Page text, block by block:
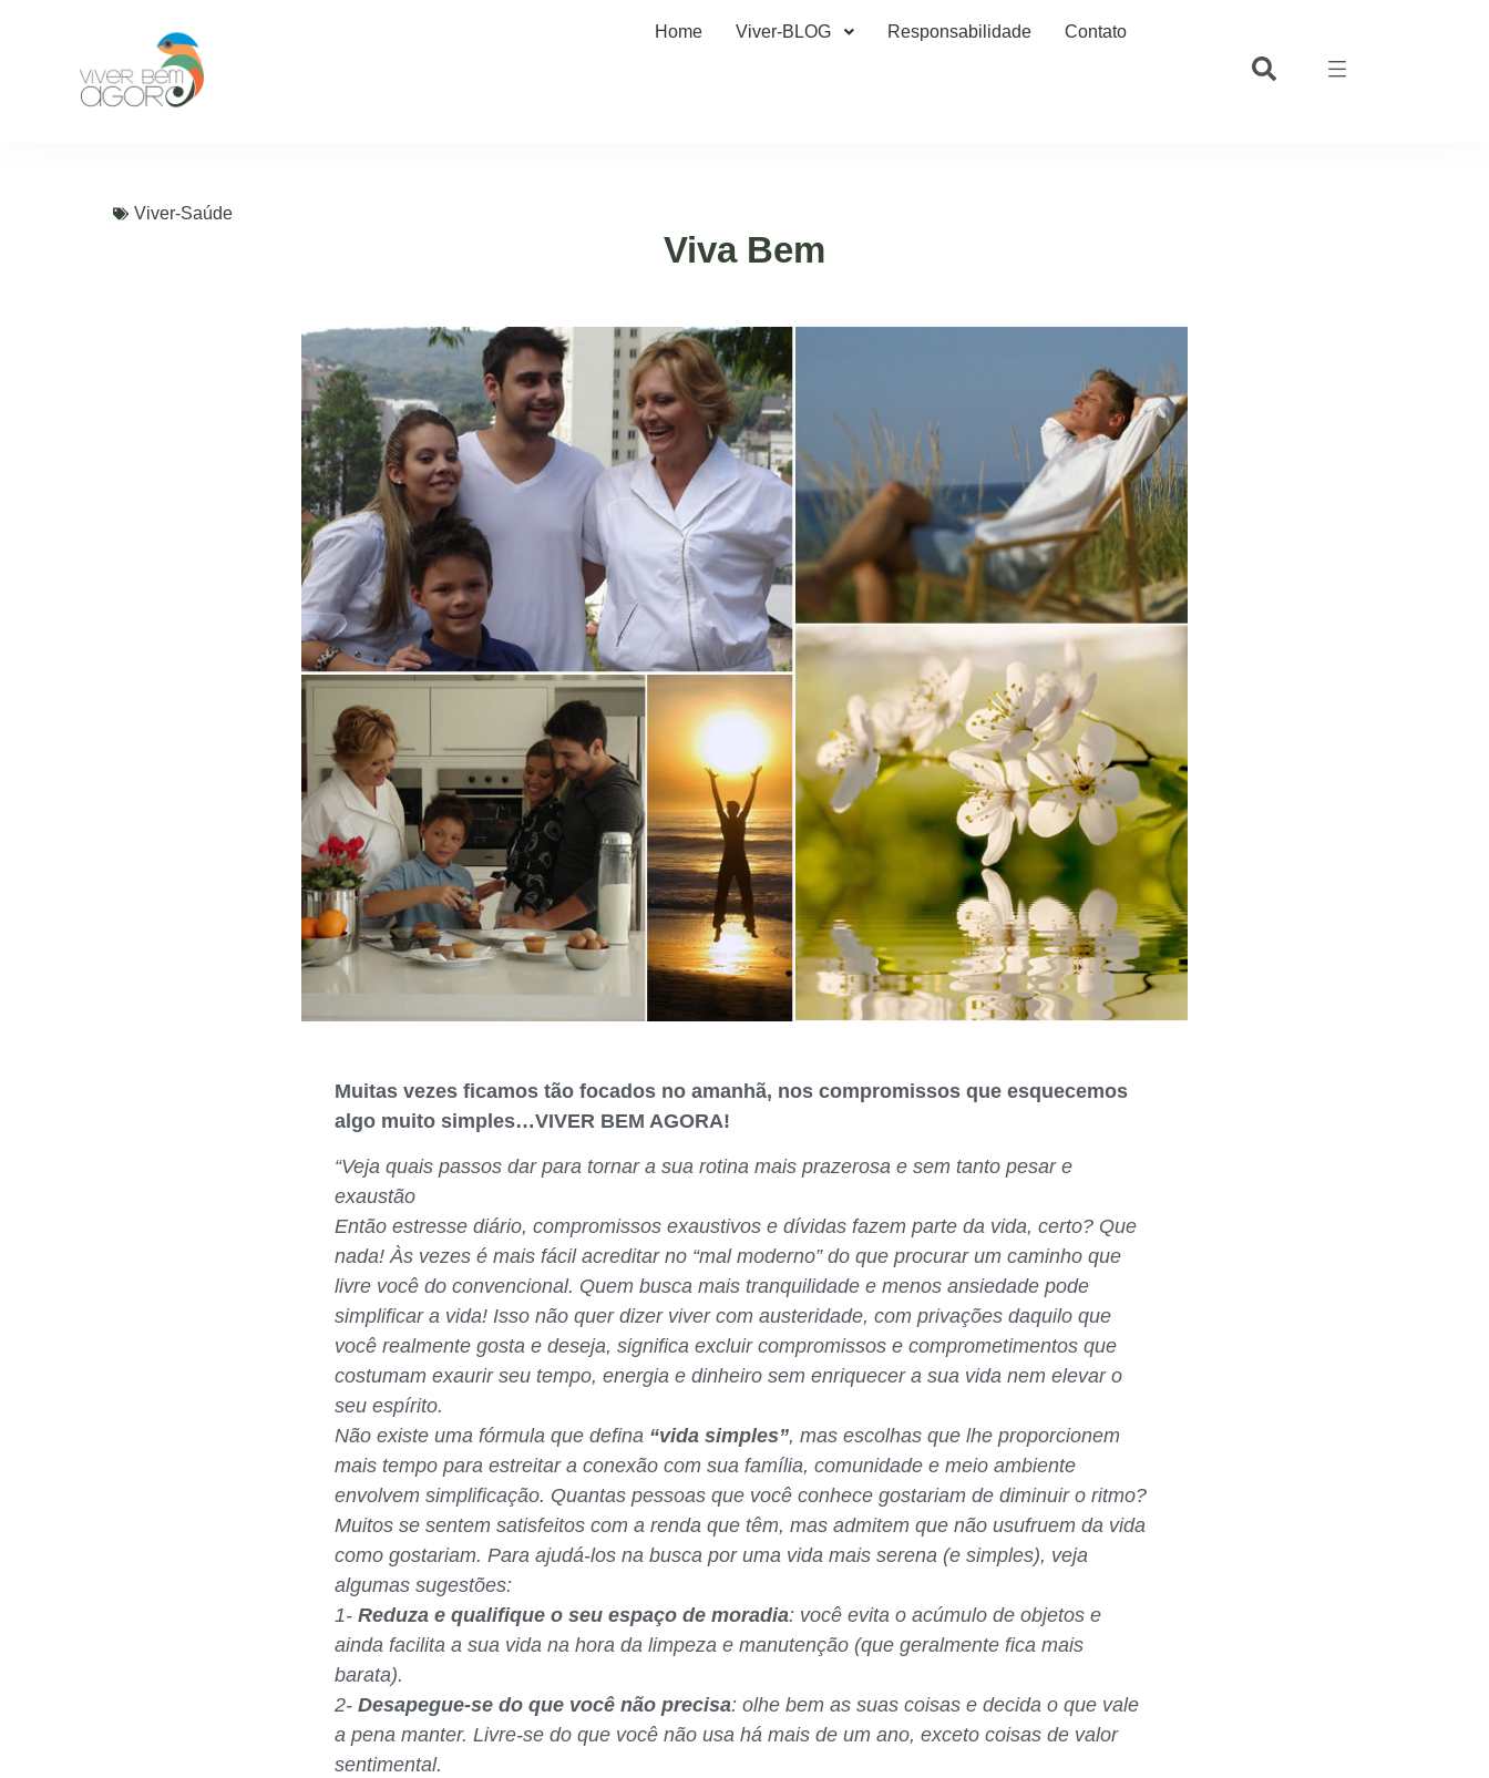
Home Viver-BLOG Responsabilidade Contato
Viver-Saúde
Viva Bem
Muitas vezes ficamos tão focados no amanhã, nos compromissos que esquecemos
algo muito simples…VIVER BEM AGORA!
“Veja quais passos dar para tornar a sua rotina mais prazerosa e sem tanto pesar e
exaustão
Então estresse diário, compromissos exaustivos e dívidas fazem parte da vida, certo? Que
nada! Às vezes é mais fácil acreditar no “mal moderno” do que procurar um caminho que
livre você do convencional. Quem busca mais tranquilidade e menos ansiedade pode
simplificar a vida! Isso não quer dizer viver com austeridade, com privações daquilo que
você realmente gosta e deseja, significa excluir compromissos e comprometimentos que
costumam exaurir seu tempo, energia e dinheiro sem enriquecer a sua vida nem elevar o
seu espírito.
Não existe uma fórmula que defina “vida simples”, mas escolhas que lhe proporcionem
mais tempo para estreitar a conexão com sua família, comunidade e meio ambiente
envolvem simplificação. Quantas pessoas que você conhece gostariam de diminuir o ritmo?
Muitos se sentem satisfeitos com a renda que têm, mas admitem que não usufruem da vida
como gostariam. Para ajudá-los na busca por uma vida mais serena (e simples), veja
algumas sugestões:
1- Reduza e qualifique o seu espaço de moradia: você evita o acúmulo de objetos e
ainda facilita a sua vida na hora da limpeza e manutenção (que geralmente fica mais
barata).
2- Desapegue-se do que você não precisa: olhe bem as suas coisas e decida o que vale
a pena manter. Livre-se do que você não usa há mais de um ano, exceto coisas de valor
sentimental.